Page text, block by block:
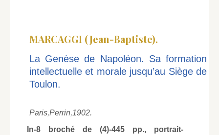
MARCAGGI (Jean-Baptiste).
La Genèse de Napoléon. Sa formation
intellectuelle et morale jusqu’au Siège de
Toulon.
Paris,Perrin,1902.
In-8 broché de (4)-445 pp., portrait-